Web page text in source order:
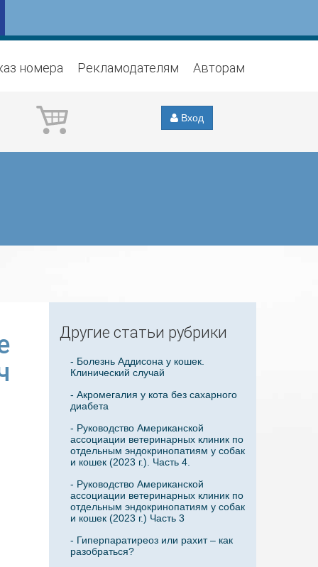
номера Рекламодателям Авторам
Вход
Другие статьи рубрики
- Болезнь Аддисона у кошек.
Клинический случай
- Акромегалия у кота без сахарного
диабета
- Руководство Американской
ассоциации ветеринарных клиник по
отдельным эндокринопатиям у собак
и кошек (2023 г.). Часть 4.
- Руководство Американской
ассоциации ветеринарных клиник по
отдельным эндокринопатиям у собак
и кошек (2023 г.) Часть 3
- Гиперпаратиреоз или рахит – как
разобраться?